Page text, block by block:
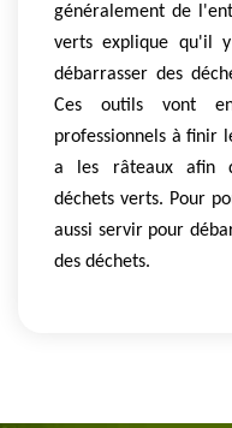
généralement de
verts explique qu'il
débarrasser des
Ces outils vont
professionnels à finir
a les râteaux afin
déchets verts. Pour
aussi servir pour
des déchets.